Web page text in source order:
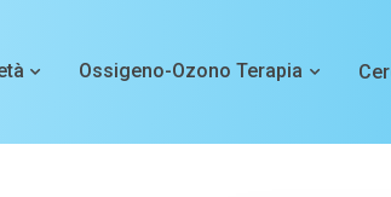
Ossigeno-Ozono Terapia